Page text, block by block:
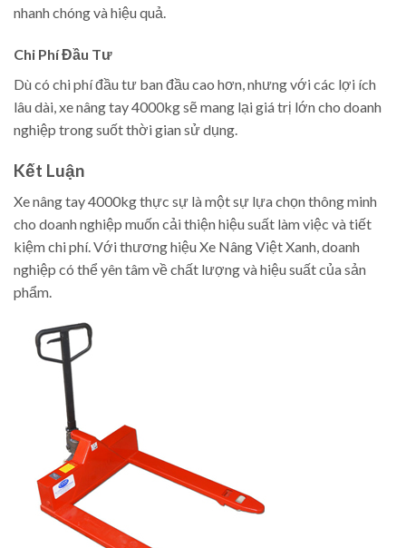
nhanh chóng và hiệu quả.
Chi Phí Đầu Tư
Dù có chi phí đầu tư ban đầu cao hơn, nhưng với các lợi ích
lâu dài, xe nâng tay 4000kg sẽ mang lại giá trị lớn cho doanh
nghiệp trong suốt thời gian sử dụng.
Kết Luận
Xe nâng tay 4000kg thực sự là một sự lựa chọn thông minh
cho doanh nghiệp muốn cải thiện hiệu suất làm việc và tiết
kiệm chi phí. Với thương hiệu Xe Nâng Việt Xanh, doanh
nghiệp có thể yên tâm về chất lượng và hiệu suất của sản
phẩm.